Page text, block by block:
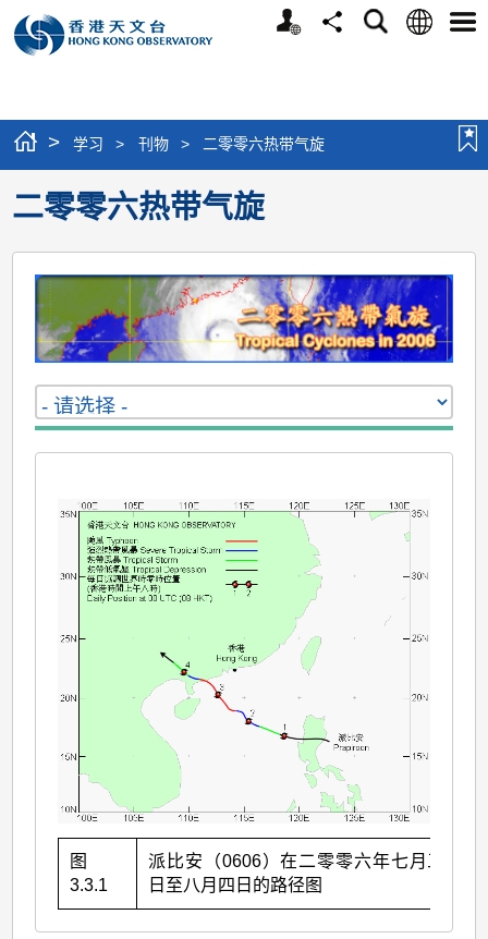
个
分
搜
语
选
> 学习 > 刊物 > 二零零六热带气旋
二零零六热带气旋
图
3.3.1
派比安（0606）在二零零六年七月三十一
日至八月四日的路径图